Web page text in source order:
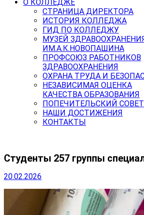
О КОЛЛЕДЖЕ
СТРАНИЦА ДИРЕКТОРА
ИСТОРИЯ КОЛЛЕДЖА
ГИД ПО КОЛЛЕДЖУ
МУЗЕЙ
ИМ.А.К.НОВОПАШИНА
ПРОФСОЮЗ РАБОТНИКОВ
ЗДРАВООХРАНЕНИЯ
ОХРАНА ТРУДА И
НЕЗАВИСИМАЯ ОЦЕНКА
КАЧЕСТВА ОБРАЗОВАНИЯ
ПОПЕЧИТЕЛЬСКИЙ СОВЕТ
НАШИ ДОСТИЖЕНИЯ
КОНТАКТЫ
Студенты 257 группы
20.02.2026